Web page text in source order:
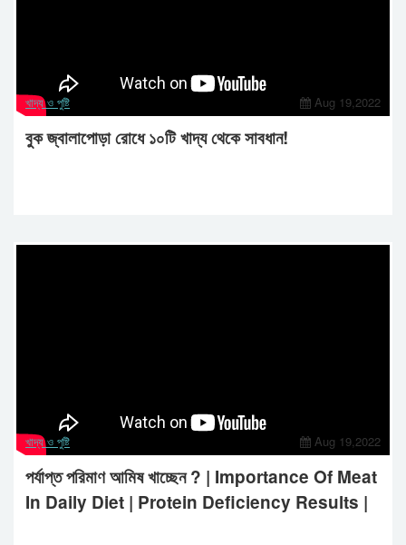
খাদ্য ও পুষ্টি Aug 19,2022
বুক জ্বালাপোড়া রোধে ১০টি খাদ্য থেকে সাবধান!
খাদ্য ও পুষ্টি Aug 19,2022
পর্যাপ্ত পরিমাণ আমিষ খাচ্ছেন ? | Importance Of Meat
In Daily Diet | Protein Deficiency Results |